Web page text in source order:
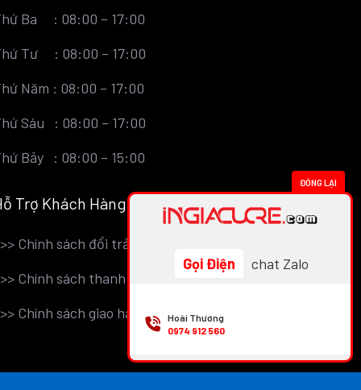
Ba : 08:00 – 17:00
Tư : 08:00 – 17:00
Năm : 08:00 – 17:00
Sáu : 08:00 – 17:00
Bảy : 08:00 – 15:00
Trợ Khách Hàng
Chính sách đổi trả
Chính sách thanh toán
Chính sách giao hàng
ĐÓNG LẠI
Gọi Điện chat Zalo
Hoài Thương
0974 912 560